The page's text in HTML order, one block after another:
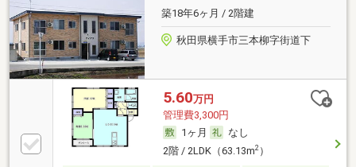
築18年6ヶ月 / 2階建
秋田県横手市三本柳字街道下
5.60万円
管理費3,300円
1ヶ月
なし
2階 / 2LDK（63.13m2）